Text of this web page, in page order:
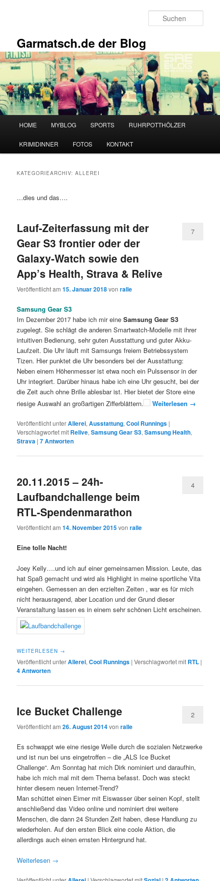
Garmatsch.de der Blog
HOME MYBLOG SPORTS RUHRPOTTHÖLZER
KRIMIDINNER FOTOS KONTAKT
KATEGORIEARCHIV:ALLEREI
…dies und das….
Lauf-Zeiterfassung mit der
Gear S3 frontier oder der
Galaxy-Watch sowie den
App’s Health, Strava & Relive
Veröffentlicht am15. Januar 2018vonralle
7
Samsung Gear S3
Im Dezember 2017 habe ich mir eineSamsung Gear S3
zugelegt. Sie schlägt die anderen Smartwatch-Modelle mit ihrer
intuitiven Bedienung, sehr guten Ausstattung und guter Akku-
Laufzeit. Die Uhr läuft mit Samsungs freiem Betriebssystem
Tizen. Hier punktet die Uhr besonders bei der Ausstattung:
Neben einem Höhenmesser ist etwa noch ein Pulssensor in der
Uhr integriert. Darüber hinaus habe ich eine Uhr gesucht, bei der
die Zeit auch ohne Brille ablesbar ist. Hier bietet der Store eine
riesige Auswahl an großartigen Zifferblättern.
Weiterlesen →
Veröffentlicht unterAllerei,Ausstattung,Cool Runnings |
Verschlagwortet mit Relive,Samsung Gear S3,Samsung Health,
Strava |7Antworten
20.11.2015 – 24h-
Laufbandchallenge beim
RTL-Spendenmarathon
Veröffentlicht am14. November 2015vonralle
4
Eine tolle Nacht!
Joey Kelly….und ich auf einer gemeinsamen Mission. Leute, das
hat Spaß gemacht und wird als Highlight in meine sportliche Vita
eingehen. Gemessen an den erzielten Zeiten , war es für mich
nicht herausragend, aber Location und der Grund dieser
Veranstaltung lassen es in einem sehr schönen Licht erscheinen.
WEITERLESEN →
Veröffentlicht unterAllerei,Cool Runnings |Verschlagwortet mit RTL |
4Antworten
Ice Bucket Challenge
Veröffentlicht am26. August 2014vonralle
2
Es schwappt wie eine riesige Welle durch die sozialen Netzwerke
und ist nun bei uns eingetroffen – die „ALS Ice Bucket
Challenge“. Am Sonntag hat mich Dirk nominiert und daraufhin,
habe ich mich mal mit dem Thema befasst. Doch was steckt
hinter diesem neuen Internet-Trend?
Man schüttet einen Eimer mit Eiswasser über seinen Kopf, stellt
anschließend das Video online und nominiert drei weitere
Menschen, die dann 24 Stunden Zeit haben, diese Handlung zu
wiederholen. Auf den ersten Blick eine coole Aktion, die
allerdings auch einen ernsten Hintergrund hat.
Weiterlesen →